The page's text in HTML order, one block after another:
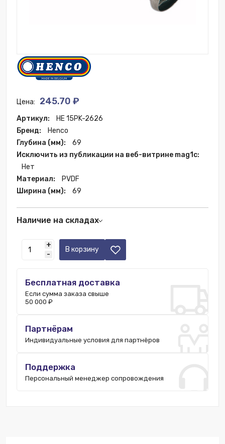
Цена: 245.70 ₽
Артикул:
HE 15PK-2626
Бренд:
Henco
Глубина (мм):
69
Исключить из публикации на веб-витрине mag1c:
Нет
Материал:
PVDF
Ширина (мм):
69
Наличие на складах
+
-
В корзину
Бесплатная доставка
Если сумма заказа свыше
50 000 ₽
Партнёрам
Индивидуальные условия для партнёров
Поддержка
Персональный менеджер сопровождения